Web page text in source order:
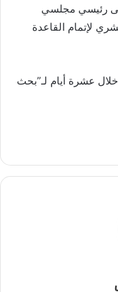
رئيسي مجلسي
لإتمام القاعدة
عشرة أيام لـ”بحث